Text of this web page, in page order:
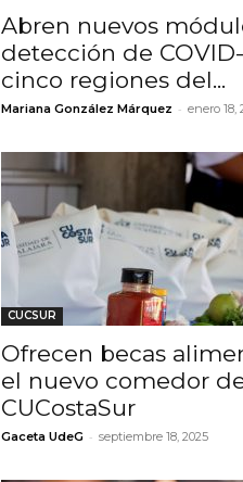
Abren nuevos
detección de
cinco regiones del...
Mariana González Márquez - enero 18,
CUCSUR
Ofrecen becas
el nuevo comedor
CUCostaSur
Gaceta UdeG - septiembre 18, 2025